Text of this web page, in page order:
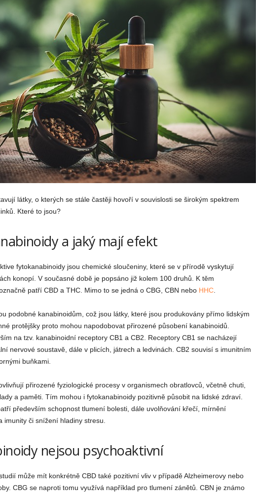
látky, o kterých se stále častěji hovoří v souvislosti se širokým spektrem
Které to jsou?
a jaký mají efekt
fytokanabinoidy jsou chemické sloučeniny, které se v přírodě vyskytují
konopí. V současné době je popsáno již kolem 100 druhů. K těm
patří CBD a THC. Mimo to se jedná o CBG, CBN nebo HHC.
podobné kanabinoidům, což jsou látky, které jsou produkovány přímo lidským
protějšky proto mohou napodobovat přirozené působení kanabinoidů.
na tzv. kanabinoidní receptory CB1 a CB2. Receptory CB1 se nacházejí
nervové soustavě, dále v plicích, játrech a ledvinách. CB2 souvisí s imunitním
buňkami.
přirozené fyziologické procesy v organismech obratlovců, včetně chuti,
a paměti. Tím mohou i fytokanabinoidy pozitivně působit na lidské zdraví.
především schopnost tlumení bolesti, dále uvolňování křečí, mírnění
imunity či snížení hladiny stresu.
nejsou psychoaktivní
může mít konkrétně CBD také pozitivní vliv v případě Alzheimerovy nebo
CBG se naproti tomu využívá například pro tlumení zánětů. CBN je známo